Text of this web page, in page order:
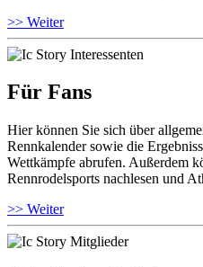
>> Weiter
Für Fans
Hier können Sie sich über
Rennkalender sowie die
Wettkämpfe abrufen. Außerdem
Rennrodelsports nachlesen und
>> Weiter